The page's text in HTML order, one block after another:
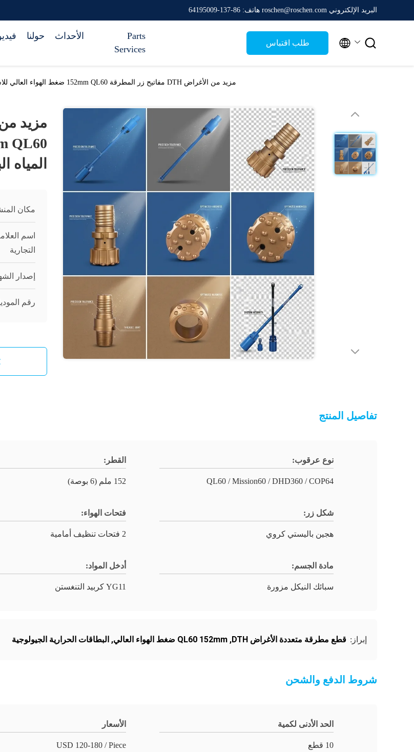
البريد الإلكتروني roschen@roschen.com هاتف: 86-137-64195009
حولنا الأحداث
Parts
Services
طلب اقتباس  
مزيد من الأغراض DTH مفاتيح زر المطرقة 152mm QL60 ضغط الهواء العالي للاستخراج المياه البئر الحفر الحراري
المياه
مكان
اسم
التجارية
إصدار
رقم
تفاصيل المنتج
نوع عرقوب:
QL60 / Mission60 / DHD360 / COP64
القطر:
152 ملم (6 بوصة)
شكل زر:
هجين باليستي كروي
فتحات الهواء:
2 فتحات تنظيف أمامية
مادة الجسم:
سبائك النيكل مزورة
أدخل المواد:
YG11 كربيد التنغستن
إبراز: قطع مطرقة متعددة الأغراض DTH , QL60 152mm ضغط الهواء العالي , البطاقات الحرارية الجيولوجية
شروط الدفع والشحن
الحد الأدنى لكمية
10 قطع
الأسعار
USD 120-180 / Piece